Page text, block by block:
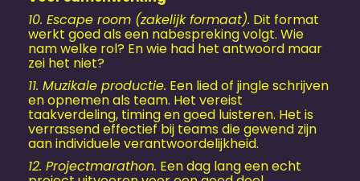
10. Escape room (zakelijk formaat). Dit format
werkt goed als een nabespreking volgt. Wie
nam welke rol? En wie had het antwoord maar
zei het niet?
11. Muzikale productie. Een lied of jingle schrijven
en opnemen als team. Het vereist
taakverdeling, timing en goed luisteren. Het is
verrassend effectief bij teams die gewend zijn
aan individuele verantwoordelijkheid.
12. Projectmarathon. Een dag lang een echt